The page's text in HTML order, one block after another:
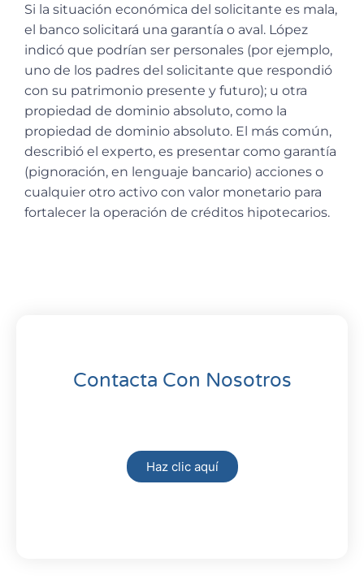
Si la situación económica del solicitante es mala,
el banco solicitará una garantía o aval. López
indicó que podrían ser personales (por ejemplo,
uno de los padres del solicitante que respondió
con su patrimonio presente y futuro); u otra
propiedad de dominio absoluto, como la
propiedad de dominio absoluto. El más común,
describió el experto, es presentar como garantía
(pignoración, en lenguaje bancario) acciones o
cualquier otro activo con valor monetario para
fortalecer la operación de créditos hipotecarios.
Contacta Con Nosotros
Haz clic aquí